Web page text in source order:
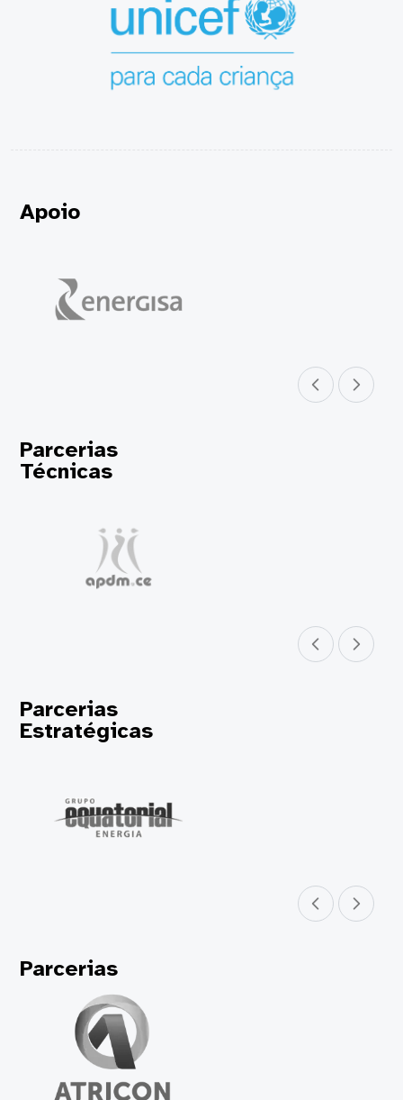
Apoio
Parceiro anterior
Próximo
Parcerias
Técnicas
Parceiro anterior
Próximo
Parcerias
Estratégicas
Parceiro anterior
Próximo
Parcerias